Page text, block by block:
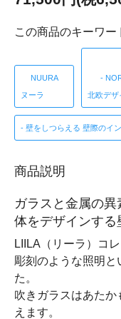
この商品のキーワー
NUURA
ヌーラ
-
北欧デザ
- 壁をしつらえる 壁際のイ
商品説明
ガラスと金属の
体をデザインする
LIILA（リーラ）コ
彫刻のような照明と
た。
吹きガラスはあた
えます。